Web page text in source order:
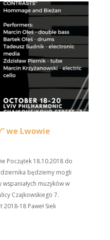
we Lwowie
Początek 18.10.2018 do
będziemy mogli
muzyków w
Czajkowskiego 7.
18 Paweł Siek